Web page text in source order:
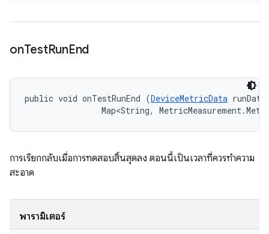
onTestRunEnd
public void onTestRunEnd (DeviceMetricData
Map<String,
การเรียกกลับเมื่อการทดสอบสิ้นสุดลง ตอนนี้เป็นเวลาที่ควรทำความ
สะอาด
พารามิเตอร์